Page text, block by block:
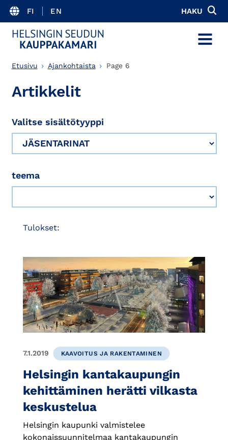
FI EN HAKU
MENU
Etusivu Ajankohtaista Page 6
Artikkelit
Valitse sisältötyyppi
teema
Tulokset:
7.1.2019 KAAVOITUS JA RAKENTAMINEN
Helsingin kantakaupungin
kehittäminen herätti vilkasta
keskustelua
Helsingin kaupunki valmistelee
kokonaissuunnitelmaa kantakaupungin